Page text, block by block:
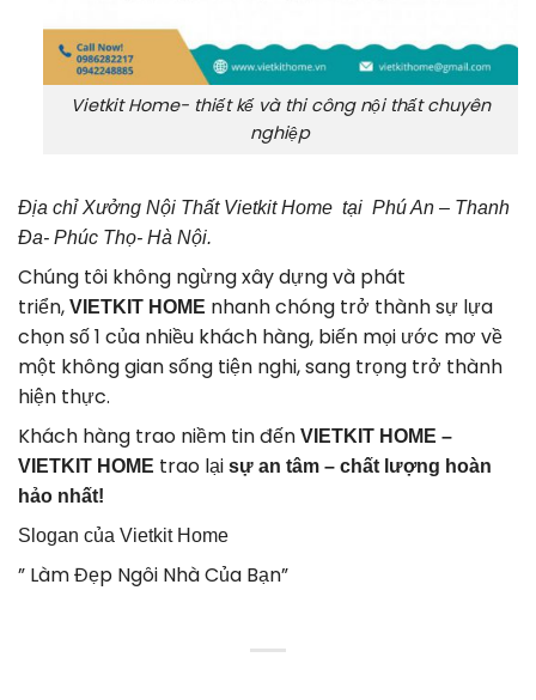
Vietkit Home- thiết kế và thi công nội thất chuyên
nghiệp
Địa chỉ Xưởng Nội Thất Vietkit Home tại Phú An – Thanh
Đa- Phúc Thọ- Hà Nội.
Chúng tôi không ngừng xây dựng và phát
triển, VIETKIT HOME nhanh chóng trở thành sự lựa
chọn số 1 của nhiều khách hàng, biến mọi ước mơ về
một không gian sống tiện nghi, sang trọng trở thành
hiện thực.
Khách hàng trao niềm tin đến VIETKIT HOME –
VIETKIT HOME trao lại sự an tâm – chất lượng hoàn
hảo nhất!
Slogan của Vietkit Home
” Làm Đẹp Ngôi Nhà Của Bạn”